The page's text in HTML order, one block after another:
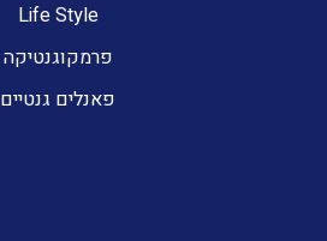
Life Style
פרמקוגנטיקה
פאנלים גנטיים